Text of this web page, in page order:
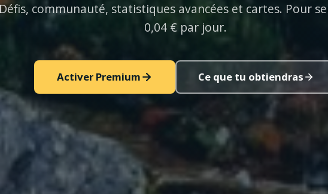
communauté, statistiques avancées et cartes. Pour
0,04 € par jour.
Activer Premium Ce que tu obtiendras